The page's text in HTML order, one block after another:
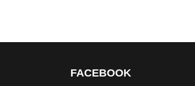
FACEBOOK